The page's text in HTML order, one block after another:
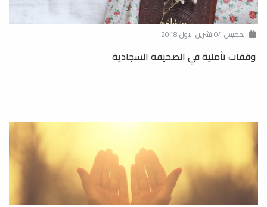
الخميس 04 تشرين الاول 2018
وقفات تأملية في الصحيفة السجادية